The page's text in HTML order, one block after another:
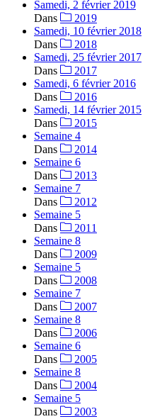
Samedi, 2 février 2019
Dans
2019
Samedi, 10 février 2018
Dans
2018
Samedi, 25 février 2017
Dans
2017
Samedi, 6 février 2016
Dans
2016
Samedi, 14 février 2015
Dans
2015
Semaine 4
Dans
2014
Semaine 6
Dans
2013
Semaine 7
Dans
2012
Semaine 5
Dans
2011
Semaine 8
Dans
2009
Semaine 5
Dans
2008
Semaine 7
Dans
2007
Semaine 8
Dans
2006
Semaine 6
Dans
2005
Semaine 8
Dans
2004
Semaine 5
Dans
2003